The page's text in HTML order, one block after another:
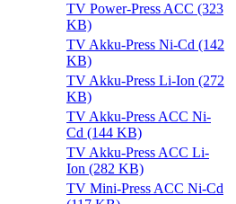
TV Power-Press ACC (323
KB)
TV Akku-Press Ni-Cd (142
KB)
TV Akku-Press Li-Ion (272
KB)
TV Akku-Press ACC Ni-
Cd (144 KB)
TV Akku-Press ACC Li-
Ion (282 KB)
TV Mini-Press ACC Ni-Cd